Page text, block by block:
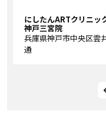
にしたんARTクリニッ
神戸三宮院
兵庫県神戸市中央区雲
通